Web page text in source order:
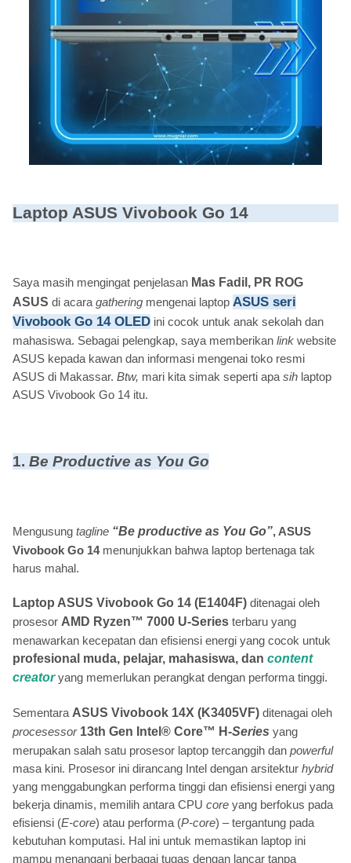
Laptop ASUS Vivobook Go 14
Saya masih mengingat penjelasan Mas Fadil, PR ROG
ASUS di acara gathering mengenai laptop ASUS seri
Vivobook Go 14 OLED ini cocok untuk anak sekolah dan
mahasiswa. Sebagai pelengkap, saya memberikan link website
ASUS kepada kawan dan informasi mengenai toko resmi
ASUS di Makassar. Btw, mari kita simak seperti apa sih laptop
ASUS Vivobook Go 14 itu.
1. Be Productive as You Go
Mengusung tagline “Be productive as You Go”, ASUS
Vivobook Go 14 menunjukkan bahwa laptop bertenaga tak
harus mahal.
Laptop ASUS Vivobook Go 14 (E1404F) ditenagai oleh
prosesor AMD Ryzen™ 7000 U-Series terbaru yang
menawarkan kecepatan dan efisiensi energi yang cocok untuk
profesional muda, pelajar, mahasiswa, dan content
creator yang memerlukan perangkat dengan performa tinggi.
Sementara ASUS Vivobook 14X (K3405VF) ditenagai oleh
procesessor 13th Gen Intel® Core™ H-Series yang
merupakan salah satu prosesor laptop tercanggih dan powerful
masa kini. Prosesor ini dirancang Intel dengan arsitektur hybrid
yang menggabungkan performa tinggi dan efisiensi energi yang
bekerja dinamis, memilih antara CPU core yang berfokus pada
efisiensi (E-core) atau performa (P-core) – tergantung pada
kebutuhan komputasi. Hal ini untuk memastikan laptop ini
mampu menangani berbagai tugas dengan lancar tanpa